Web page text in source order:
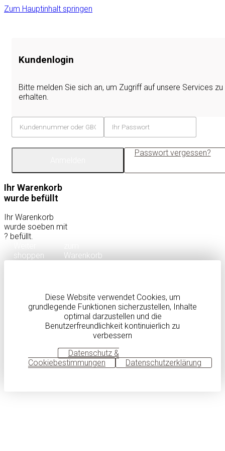
Zum Hauptinhalt springen
Kundenlogin
Bitte melden Sie sich an, um Zugriff auf unsere Services zu
erhalten.
Passwort vergessen?
Ihr Warenkorb
wurde befüllt
Ihr Warenkorb
wurde soeben mit
? befüllt.
shoppen
Warenkorb
Diese Website verwendet Cookies, um
grundlegende Funktionen sicherzustellen, Inhalte
optimal darzustellen und die
Benutzerfreundlichkeit kontinuierlich zu
verbessern
Datenschutz &
Cookiebestimmungen
Datenschutzerklärung